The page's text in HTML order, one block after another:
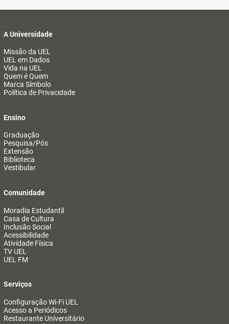
A Universidade
Missão da UEL
UEL em Dados
Vida na UEL
Quem é Quem
Marca Símbolo
Política de Privacidade
Ensino
Graduação
Pesquisa/Pós
Extensão
Biblioteca
Vestibular
Comunidade
Moradia Estudantil
Casa de Cultura
Inclusão Social
Acessibilidade
Atividade Física
TV UEL
UEL FM
Serviços
Configuração Wi-Fi UEL
Acesso a Periódicos
Restaurante Universitário